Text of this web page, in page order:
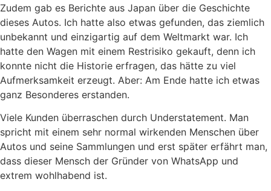
Zudem gab es Berichte aus Japan über die Geschichte
dieses Autos. Ich hatte also etwas gefunden, das ziemlich
unbekannt und einzigartig auf dem Weltmarkt war. Ich
hatte den Wagen mit einem Restrisiko gekauft, denn ich
konnte nicht die Historie erfragen, das hätte zu viel
Aufmerksamkeit erzeugt. Aber: Am Ende hatte ich etwas
ganz Besonderes erstanden.
Viele Kunden überraschen durch Understatement. Man
spricht mit einem sehr normal wirkenden Menschen über
Autos und seine Sammlungen und erst später erfährt man,
dass dieser Mensch der Gründer von WhatsApp und
extrem wohlhabend ist.